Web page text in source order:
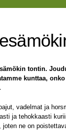
tontin.
kunttaa,
vadelmat ja
ja tehokkaasti
ne on